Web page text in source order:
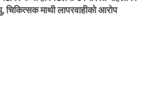
चिकित्सक माथी लापरवाहीको आरोप